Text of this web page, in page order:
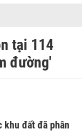
tại 114
đường'
khu đất đã phân